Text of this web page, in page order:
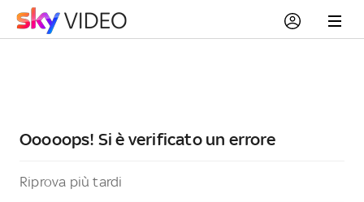
Ooooops! Si è verificato un errore
Riprova più tardi